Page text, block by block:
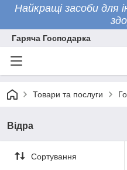
Найкращі засоби
Гаряча Господарка
Товари та послуги
Відра
Сортування